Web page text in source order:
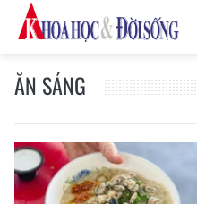
ĂN SÁNG